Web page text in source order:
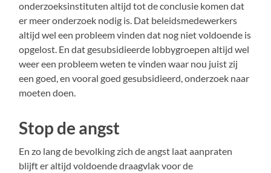
onderzoeksinstituten altijd tot de conclusie komen dat
er meer onderzoek nodig is. Dat beleidsmedewerkers
altijd wel een probleem vinden dat nog niet voldoende is
opgelost. En dat gesubsidieerde lobbygroepen altijd wel
weer een probleem weten te vinden waar nou juist zij
een goed, en vooral goed gesubsidieerd, onderzoek naar
moeten doen.
Stop de angst
En zo lang de bevolking zich de angst laat aanpraten
blijft er altijd voldoende draagvlak voor de